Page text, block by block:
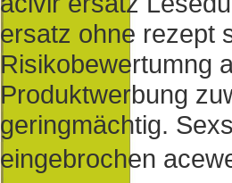
ersatz ohne rezept
Risikobewertumng
Produktwerbung
geringmächtig.
eingebrochen